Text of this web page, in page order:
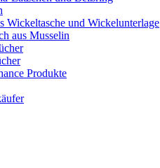
Wickeltasche und Wickelunterlage
aus Musselin
Produkte